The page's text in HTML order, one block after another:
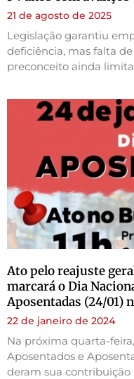
21 de agosto de 2025
Legislação garantiu
deficiência, mas falta
preconceito ainda
Ato pelo reajuste
marcará o Dia
Aposentadas (24/01)
22 de janeiro de 2024
Na próxima quarta-
Aposentados e
deram sua contribuição